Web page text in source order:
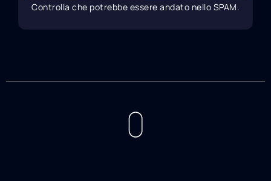
Controlla che potrebbe essere andato nello SPAM.